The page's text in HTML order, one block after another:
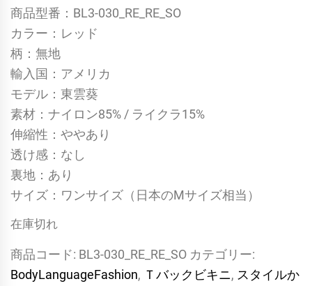
商品型番：BL3-030_RE_RE_SO
カラー：レッド
柄：無地
輸入国：アメリカ
モデル：東雲葵
素材：ナイロン85% / ライクラ15%
伸縮性：ややあり
透け感：なし
裏地：あり
サイズ：ワンサイズ（日本のMサイズ相当）
在庫切れ
商品コード: BL3-030_RE_RE_SO カテゴリー:
BodyLanguageFashion, Ｔバックビキニ, スタイルか